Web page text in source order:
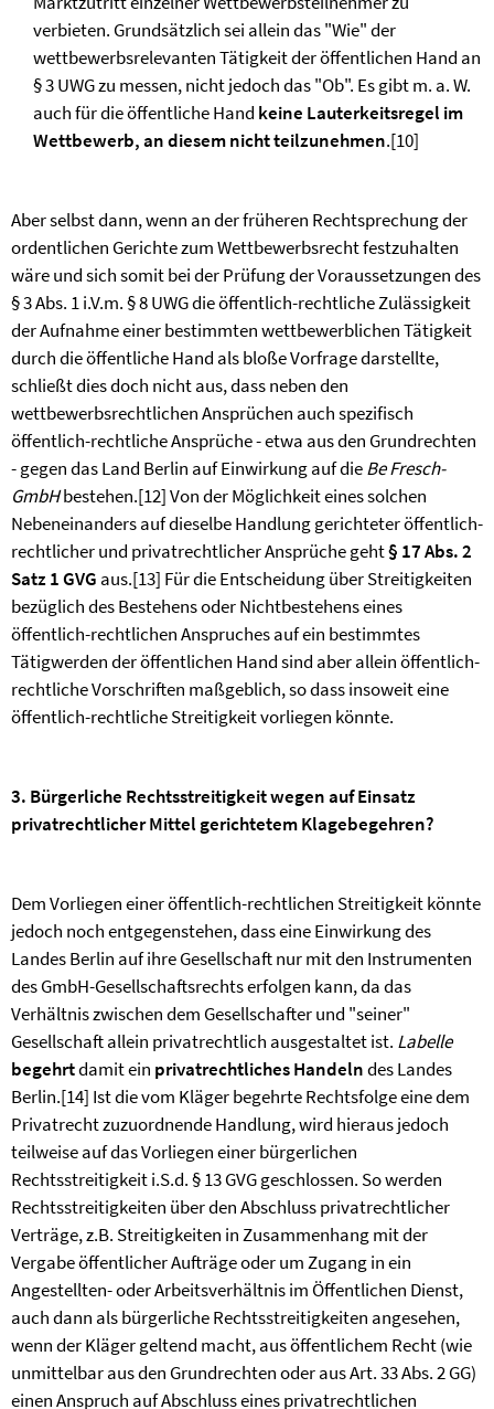
verbieten. Grundsätzlich sei allein das "Wie" der
wettbewerbsrelevanten Tätigkeit der öffentlichen Hand an
§ 3 UWG zu messen, nicht jedoch das "Ob". Es gibt m. a. W.
auch für die öffentliche Hand keine Lauterkeitsregel im
Wettbewerb, an diesem nicht teilzunehmen.[10]
Aber selbst dann, wenn an der früheren Rechtsprechung der
ordentlichen Gerichte zum Wettbewerbsrecht festzuhalten
wäre und sich somit bei der Prüfung der Voraussetzungen des
§ 3 Abs. 1 i.V.m. § 8 UWG die öffentlich-rechtliche Zulässigkeit
der Aufnahme einer bestimmten wettbewerblichen Tätigkeit
durch die öffentliche Hand als bloße Vorfrage darstellte,
schließt dies doch nicht aus, dass neben den
wettbewerbsrechtlichen Ansprüchen auch spezifisch
öffentlich-rechtliche Ansprüche - etwa aus den Grundrechten
- gegen das Land Berlin auf Einwirkung auf dieBe Fresch-
GmbHbestehen.[12]Von der Möglichkeit eines solchen
Nebeneinanders auf dieselbe Handlung gerichteter öffentlich-
rechtlicher und privatrechtlicher Ansprüche geht§ 17 Abs. 2
Satz 1 GVG aus.[13] Für die Entscheidung über Streitigkeiten
bezüglich des Bestehens oder Nichtbestehens eines
öffentlich-rechtlichen Anspruches auf ein bestimmtes
Tätigwerden der öffentlichen Hand sind aber allein öffentlich-
rechtliche Vorschriften maßgeblich, so dass insoweit eine
öffentlich-rechtliche Streitigkeit vorliegen könnte.
3. Bürgerliche Rechtsstreitigkeit wegen auf Einsatz
privatrechtlicher Mittel gerichtetem Klagebegehren?
Dem Vorliegen einer öffentlich-rechtlichen Streitigkeit könnte
jedoch noch entgegenstehen, dass eine Einwirkung des
Landes Berlin auf ihre Gesellschaft nur mit den Instrumenten
des GmbH-Gesellschaftsrechts erfolgen kann, da das
Verhältnis zwischen dem Gesellschafter und "seiner"
Gesellschaft allein privatrechtlich ausgestaltet ist. Labelle
begehrtdamit ein privatrechtliches Handelndes Landes
Berlin.[14] Ist die vom Kläger begehrte Rechtsfolge eine dem
Privatrecht zuzuordnende Handlung, wird hieraus jedoch
teilweise auf das Vorliegen einer bürgerlichen
Rechtsstreitigkeit i.S.d. § 13 GVG geschlossen. So werden
Rechtsstreitigkeiten über den Abschluss privatrechtlicher
Verträge, z.B. Streitigkeiten in Zusammenhang mit der
Vergabe öffentlicher Aufträge oder um Zugang in ein
Angestellten- oder Arbeitsverhältnis im Öffentlichen Dienst,
auch dann als bürgerliche Rechtsstreitigkeiten angesehen,
wenn der Kläger geltend macht, aus öffentlichem Recht (wie
unmittelbar aus den Grundrechten oder aus Art. 33 Abs. 2 GG)
einen Anspruch auf Abschluss eines privatrechtlichen